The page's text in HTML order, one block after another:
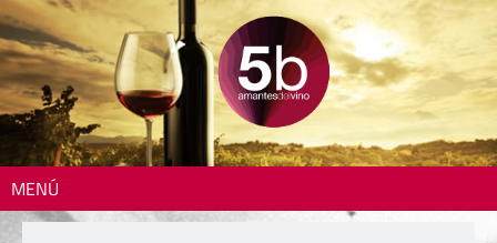
MENÚ